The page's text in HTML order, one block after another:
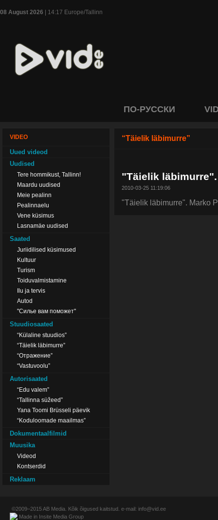
08 August 2026 | 14:17 Europe/Tallinn
ПО-РУССКИ
VIDEO
Uued videod
Uudised
Tere hommikust, Tallinn!
Maardu uudised
Meie pealinn
Pealinnaelu
Vene küsimus
Lasnamäe uudised
Saated
Juriidilised küsimused
Kultuur
Turism
Toiduvalmistamine
Ilu ja tervis
Autod
"Силье вам поможет"
Stuudiosaated
“Külaline stuudios”
“Täielik läbimurre”
“Отражение”
“Vastuvoolu”
Autorisaated
“Edu valem”
“Tallinna süžeed”
Yana Toomi Brüsseli päevik
“Koduloomade maailmas”
Dokumentaalfilmid
Muusika
Videod
Kontserdid
Reklaam
“Täielik läbimurre”
"Täielik
2010-03-25 11:19:06
"Täielik läbimurre". Marko
©2009–2015AB Media . Kõik õigused kaitstud. e-mail: info@vid.ee
Made in Insite Media Group